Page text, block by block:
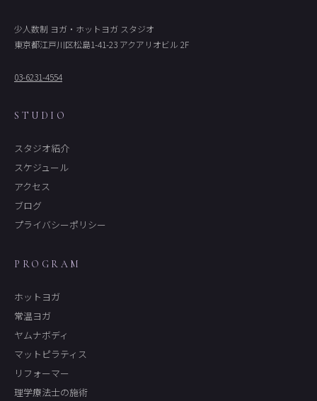
少人数制 ヨガ・ホットヨガ スタジオ
東京都江戸川区松島1-41-23 アクアリオビル 2F
03-6231-4554
STUDIO
スタジオ紹介
スケジュール
アクセス
ブログ
プライバシーポリシー
PROGRAM
ホットヨガ
常温ヨガ
ヤムナボディ
マットピラティス
リフォーマー
理学療法士の施術